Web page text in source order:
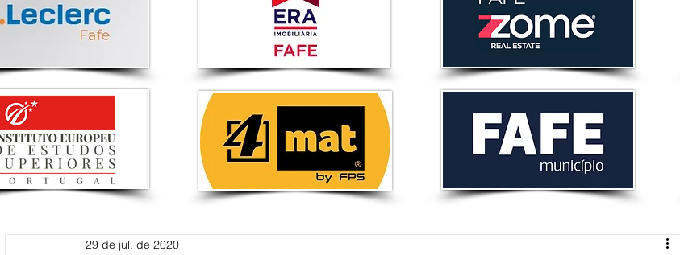
29 de jul. de 2020